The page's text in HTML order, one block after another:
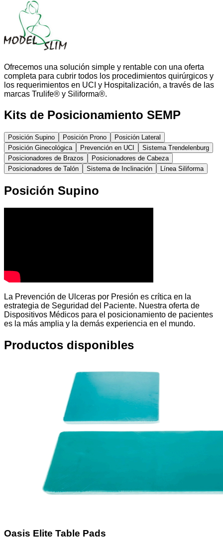
Ofrecemos una solución simple y rentable con una oferta
completa para cubrir todos los procedimientos quirúrgicos y
los requerimientos en UCI y Hospitalización, a través de las
marcas Trulife® y Siliforma®.
Kits de Posicionamiento SEMP
Posición Supino Posición Prono
Posición Lateral
Posición Ginecológica
Prevención en UCI
Sistema Trendelenburg
Posicionadores de Brazos
Posicionadores de Cabeza
Posicionadores de Talón
Sistema de Inclinación Línea Siliforma
Posición Supino
La Prevención de Ulceras por Presión es crítica en la
estrategia de Seguridad del Paciente. Nuestra oferta de
Dispositivos Médicos para el posicionamiento de pacientes
es la más amplia y la demás experiencia en el mundo.
Productos disponibles
Oasis Elite Table Pads